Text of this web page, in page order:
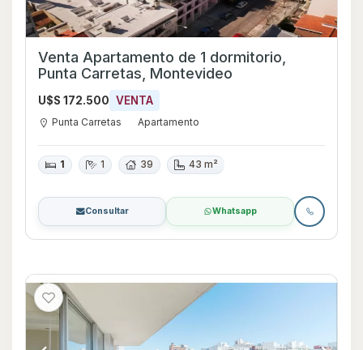
Venta Apartamento de 1 dormitorio,
Punta Carretas, Montevideo
U$S 172.500 VENTA
Punta Carretas Apartamento
1 1 39 43 m²
Consultar Whatsapp